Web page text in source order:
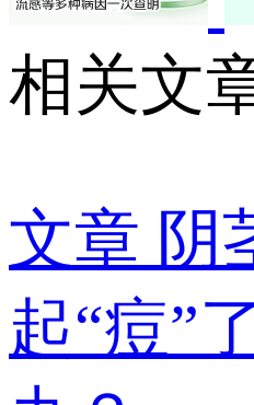
相关文
文章 阴
起“痘”